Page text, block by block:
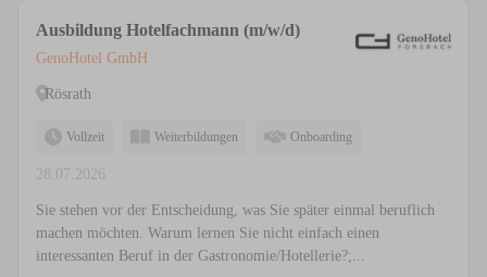
Ausbildung Hotelfachmann (m/w/d)
GenoHotel GmbH
Rösrath
Vollzeit Weiterbildungen Onboarding
28.07.2026
Sie stehen vor der Entscheidung, was Sie später einmal beruflich
machen möchten. Warum lernen Sie nicht einfach einen
interessanten Beruf in der Gastronomie/Hotellerie?;...